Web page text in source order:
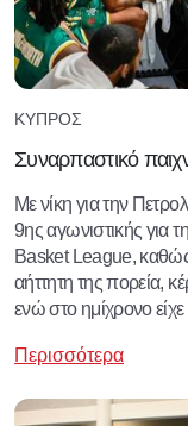
ΚΎΠΡΟΣ
Συναρπαστικό
Με νίκη για την
9ης αγωνιστικής
Basket League,
αήττητη της πορεία,
ενώ στο ημίχρονο
Περισσότερα